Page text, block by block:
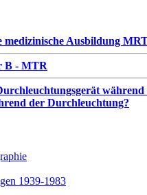
medizinische Ausbildung
B - MTR
der Durchleuchtung?